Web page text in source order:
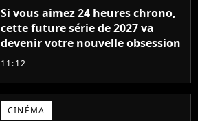
Si vous aimez 24 heures chrono,
cette future série de 2027 va
devenir votre nouvelle obsession
11:12
CINÉMA